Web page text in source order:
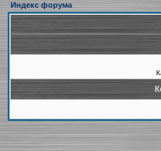
Индекс форума